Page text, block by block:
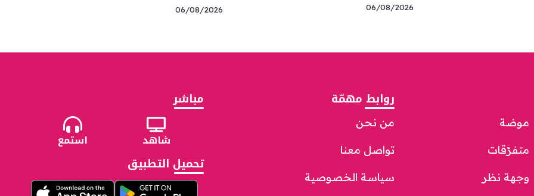
06/08/2026
06/08/2026
موضة
متفرّقات
وجهة نظر
روابط مهمّة
من نحن
تواصل معنا
سياسة الخصوصية
مباشر
شاهد استمع
تحميل التطبيق